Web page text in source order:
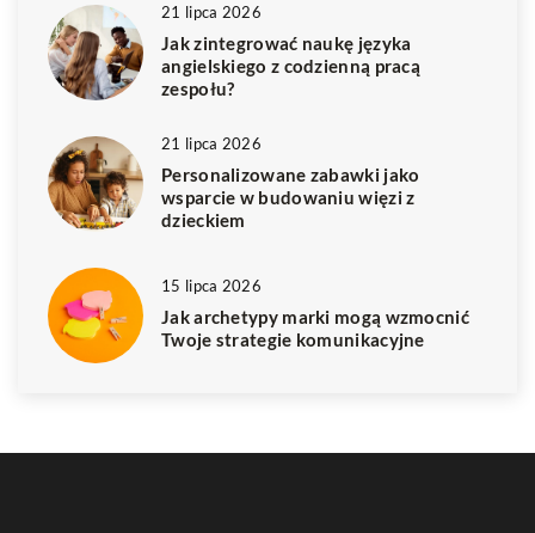
21 lipca 2026
Jak zintegrować naukę języka
angielskiego z codzienną pracą
zespołu?
21 lipca 2026
Personalizowane zabawki jako
wsparcie w budowaniu więzi z
dzieckiem
15 lipca 2026
Jak archetypy marki mogą wzmocnić
Twoje strategie komunikacyjne